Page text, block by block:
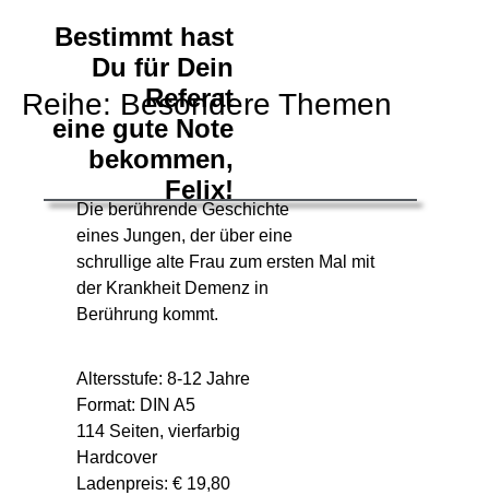
Bestimmt hast
Du für Dein
Referat
eine gute Note
bekommen,
Felix!
Reihe: Besondere Themen
Die berührende Geschichte
eines Jungen, der über eine
schrullige alte Frau zum ersten Mal mit
der Krankheit Demenz in
Berührung kommt.
Altersstufe: 8-12 Jahre
Format: DIN A5
114 Seiten, vierfarbig
Hardcover
Ladenpreis: € 19,80